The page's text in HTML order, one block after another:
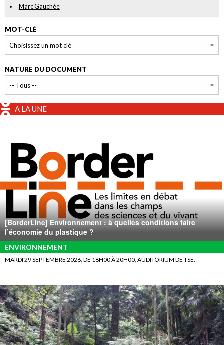
Marc Gauchée
MOT-CLÉ
NATURE DU DOCUMENT
A LA UNE
[BorderLine] Environnement : à quelles conditions faire
l’économie du plastique ?
ENVIRONNEMENT
MARDI 29 SEPTEMBRE 2026, DE 18H00 À 20H00, AUDITORIUM DE TSE.